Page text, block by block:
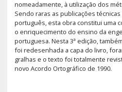
nomeadamente, à utilização dos
Sendo raras as publicações
português, esta obra constitui uma
o enriquecimento do ensino da
portuguesa. Nesta 3ª edição,
foi redesenhada a capa do livro,
gralhas e o texto foi totalmente
novo Acordo Ortográfico de 1990.